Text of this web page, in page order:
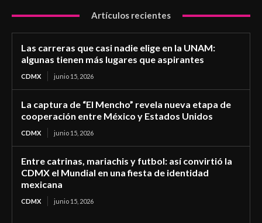
Artículos recientes
Las carreras que casi nadie elige en la UNAM:
algunas tienen más lugares que aspirantes
CDMX junio 15, 2026
La captura de “El Mencho” revela nueva etapa de
cooperación entre México y Estados Unidos
CDMX junio 15, 2026
Entre catrinas, mariachis y futbol: así convirtió la
CDMX el Mundial en una fiesta de identidad
mexicana
CDMX junio 15, 2026